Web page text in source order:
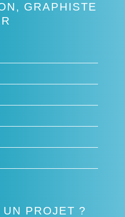
GRAPHISTE
PROJET ?